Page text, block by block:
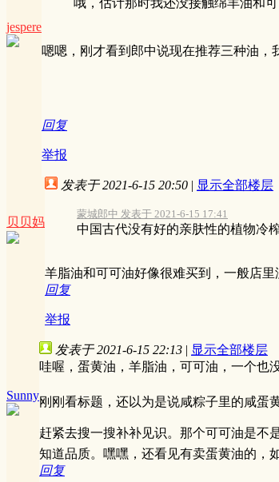
jespere
嗯嗯，刚才看到郎中说现在推荐三种油，
回复
举报
贝贝妈
发表于 2021-6-15 20:50 | 显示全部楼层
蒙城郎中 发表于 2021-6-15 17:41
中国古代没有好的亲肤性的植物冷
羊脂油和可可油好像很难买到，一般店里
回复
举报
Sunny
发表于 2021-6-15 22:13 | 显示全部楼层
哇喔，蛋黄油，羊脂油，可可油，一个也
刚刚看标题，还以为是说咸粽子里的咸蛋
赶紧去搜一搜补补见识。那个可可油是不
知道品质。嘿嘿，还看见有卖蛋黄油的，
回复